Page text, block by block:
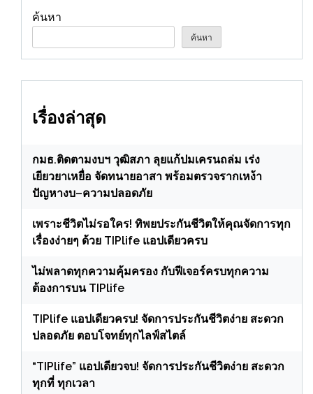
ค้นหา
ค้นหา
เรื่องล่าสุด
กมธ.ติดตามงบฯ วุฒิสภา ลุยแก้ปมเครนถล่ม เร่ง
เยียวยาเหยื่อ จัดทนายอาสา พร้อมตรวจรากเหง้า
ปัญหางบ–ความปลอดภัย
เพราะชีวิตไม่รอใคร! ทิพยประกันชีวิตให้คุณจัดการทุก
เรื่องง่ายๆ ด้วย TIPlife แอปเดียวครบ
ไม่พลาดทุกความคุ้มครอง กับฟีเจอร์ครบทุกความ
ต้องการบน TIPlife
TIPlife แอปเดียวครบ! จัดการประกันชีวิตง่าย สะดวก
ปลอดภัย ตอบโจทย์ทุกไลฟ์สไตล์
“TIPlife” แอปเดียวจบ! จัดการประกันชีวิตง่าย สะดวก
ทุกที่ ทุกเวลา